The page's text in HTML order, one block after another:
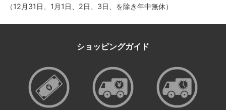
（12月31日、1月1日、2日、3日、を除き年中無休）
ショッピングガイド